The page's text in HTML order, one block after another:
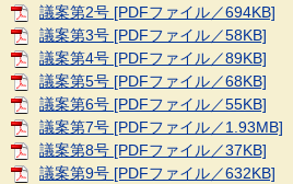
議案第2号 [PDFファイル／694KB]
議案第3号 [PDFファイル／58KB]
議案第4号 [PDFファイル／89KB]
議案第5号 [PDFファイル／68KB]
議案第6号 [PDFファイル／55KB]
議案第7号 [PDFファイル／1.93MB]
議案第8号 [PDFファイル／37KB]
議案第9号 [PDFファイル／632KB]